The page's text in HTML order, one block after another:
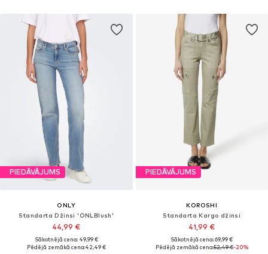
PIEDĀVĀJUMS
ONLY
Standarta Džinsi 'ONLBlush'
44,99 €
Sākotnējā cena: 49,99 €
Pēdējā zemākā cena:42,49 €
PIEDĀVĀJUMS
KOROSHI
Standarta Kargo džinsi
41,99 €
Sākotnējā cena: 69,99 €
Pēdējā zemākā cena:52,49 €-20%